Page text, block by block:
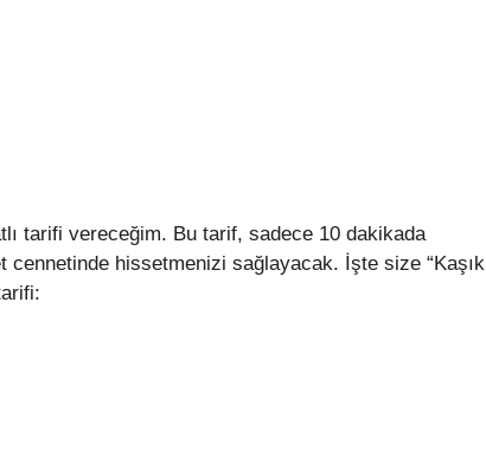
tarifi vereceğim. Bu tarif, sadece 10 dakikada
hissetmenizi sağlayacak. İşte size “Kaşık